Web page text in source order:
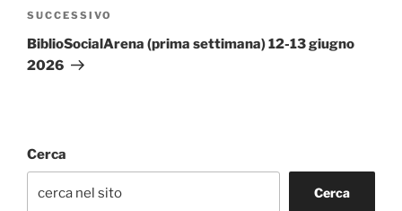
Articolo
successivo
SUCCESSIVO
BiblioSocialArena (prima settimana) 12-13 giugno
2026
Cerca
Cerca